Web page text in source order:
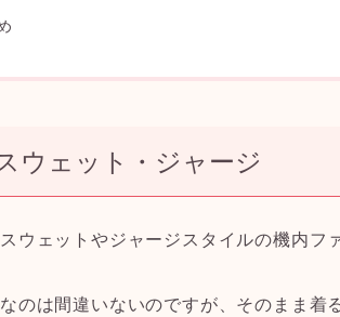
ウェット・ジャージ
ウェットやジャージスタイルの機内フ
のは間違いないのですが、そのまま着